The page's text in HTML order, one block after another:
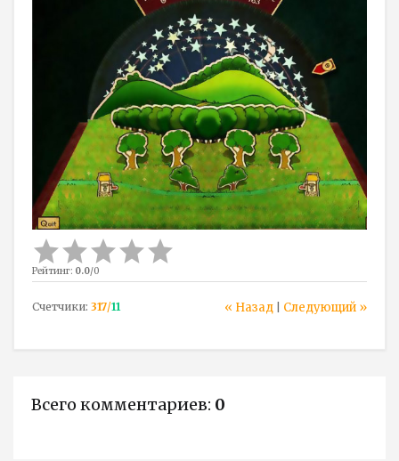
Рейтинг: 0.0/0
« Назад Следующий »
Счетчики: 317/11
Всего комментариев: 0